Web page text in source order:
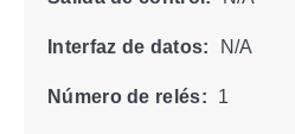
Interfaz de datos: N/A
Número de relés: 1